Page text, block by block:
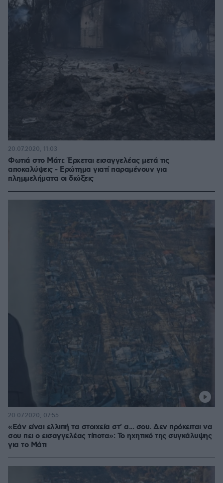
Φωτιά στο Μάτι: Έρχεται εισαγγελέας μετά τις
αποκαλύψεις - Ερώτημα γιατί παραμένουν για
πλημμελήματα οι διώξεις
20.07.2020, 11:03
«Εάν είναι ελλιπή τα στοιχεία στ' α... σου. Δεν πρόκειται να
σου πει ο εισαγγελέας τίποτα»: Το ηχητικό της συγκάλυψης
για το Μάτι
20.07.2020, 07:55